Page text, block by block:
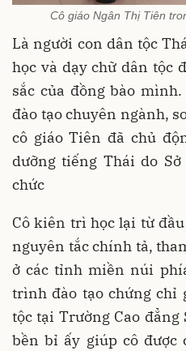
Cô giáo Ngân Thị Tiên
Là người con dân tộc
học và dạy chữ dân tộc
sắc của đồng bào
đào tạo chuyên ngành,
cô giáo Tiên đã chủ
dưỡng tiếng Thái do
chức
Cô kiên trì học lại từ
nguyên tắc chính tả,
ở các tỉnh miền núi
trình đào tạo chứng chỉ
tộc tại Trường Cao đẳng
bền bỉ ấy giúp cô được